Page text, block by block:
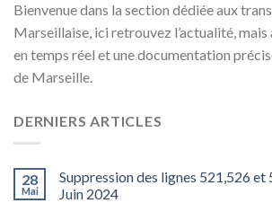
Bienvenue dans la section dédiée aux
Marseillaise, ici retrouvez l’actualité, mais
en temps réel et une documentation
de Marseille.
DERNIERS ARTICLES
28
Mai
Suppression des lignes 521,526
Juin 2024